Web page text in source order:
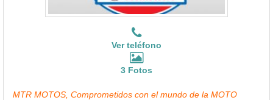
Ver teléfono
3 Fotos
MTR MOTOS, Comprometidos con el mundo de la MOTO